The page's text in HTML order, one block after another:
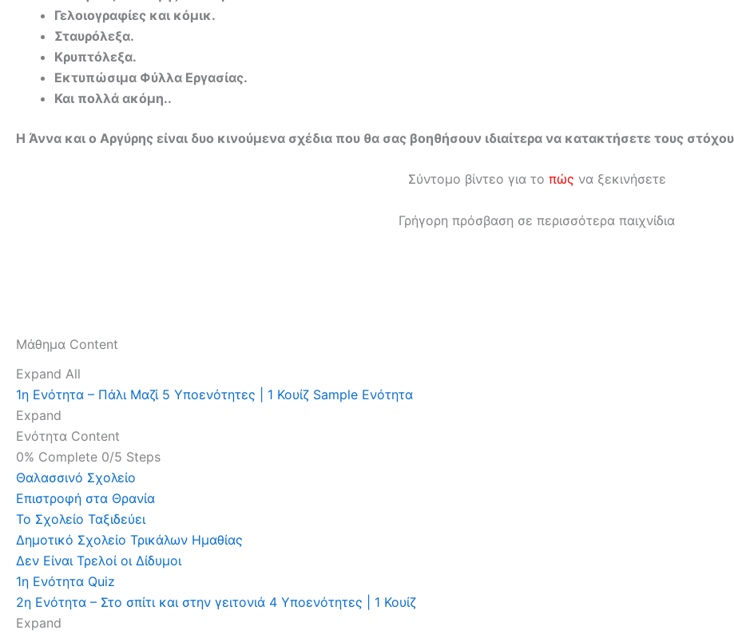
Γελοιογραφίες και κόμικ.
Σταυρόλεξα.
Κρυπτόλεξα.
Εκτυπώσιμα Φύλλα Εργασίας.
Και πολλά ακόμη..
Η Άννα και ο Αργύρης είναι δυο κινούμενα σχέδια που θα σας βοηθήσουν ιδιαίτερα να κατακτήσετε τους
Σύντομο βίντεο για το πώς να ξεκινήσετε
Γρήγορη πρόσβαση σε περισσότερα παιχνίδια
Μάθημα Content
Expand All
1η Ενότητα – Πάλι Μαζί 5 Υποενότητες 1 Κουίζ Sample Ενότητα
Expand
Ενότητα Content
0% Complete 0/5 Steps
Θαλασσινό Σχολείο
Επιστροφή στα Θρανία
Το Σχολείο Ταξιδεύει
Δημοτικό Σχολείο Τρικάλων Ημαθίας
Δεν Είναι Τρελοί οι Δίδυμοι
1η Ενότητα Quiz
2η Ενότητα – Στο σπίτι και στην γειτονιά 4 Υποενότητες
1 Κουίζ
Expand